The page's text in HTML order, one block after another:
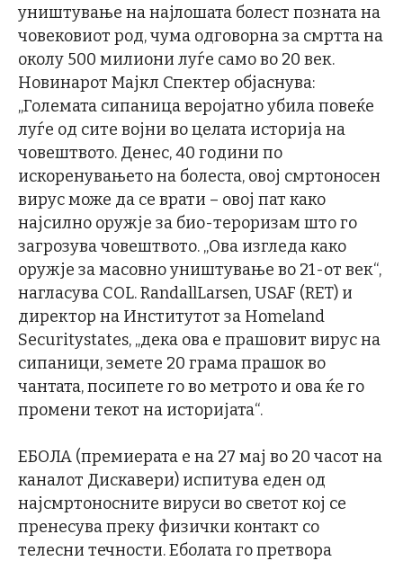
уништување на најлошата болест позната на
човековиот род, чума одговорна за смртта на
околу 500 милиони луѓе само во 20 век.
Новинарот Мајкл Спектер објаснува:
„Големата сипаница веројатно убила повеќе
луѓе од сите војни во целата историја на
човештвото. Денес, 40 години по
искоренувањето на болеста, овој смртоносен
вирус може да се врати – овој пат како
најсилно оружје за био-тероризам што го
загрозува човештвото. „Ова изгледа како
оружје за масовно уништување во 21-от век“,
нагласува COL. RandallLarsen, USAF (RET) и
директор на Институтот за Homeland
Securitystates, „дека ова е прашовит вирус на
сипаници, земете 20 грама прашок во
чантата, посипете го во метрото и ова ќе го
промени текот на историјата“.
ЕБОЛА (премиерата е на 27 мај во 20 часот на
каналот Дискавери) испитува еден од
најсмртоносните вируси во светот кој се
пренесува преку физички контакт со
телесни течности. Еболата го претвора